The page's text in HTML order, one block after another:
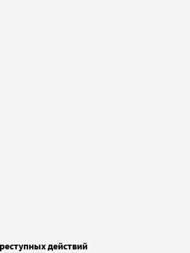
действий